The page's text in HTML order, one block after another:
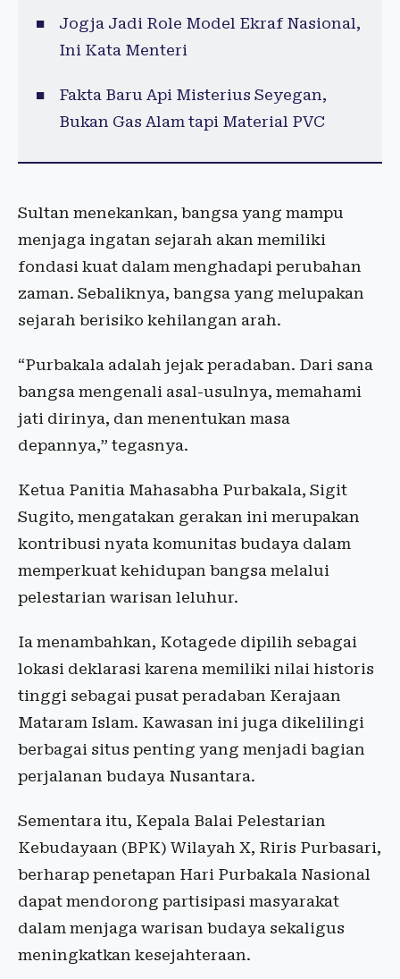
Jogja Jadi Role Model Ekraf Nasional,
Ini Kata Menteri
Fakta Baru Api Misterius Seyegan,
Bukan Gas Alam tapi Material PVC
Sultan menekankan, bangsa yang mampu
menjaga ingatan sejarah akan memiliki
fondasi kuat dalam menghadapi perubahan
zaman. Sebaliknya, bangsa yang melupakan
sejarah berisiko kehilangan arah.
“Purbakala adalah jejak peradaban. Dari sana
bangsa mengenali asal-usulnya, memahami
jati dirinya, dan menentukan masa
depannya,” tegasnya.
Ketua Panitia Mahasabha Purbakala, Sigit
Sugito, mengatakan gerakan ini merupakan
kontribusi nyata komunitas budaya dalam
memperkuat kehidupan bangsa melalui
pelestarian warisan leluhur.
Ia menambahkan, Kotagede dipilih sebagai
lokasi deklarasi karena memiliki nilai historis
tinggi sebagai pusat peradaban Kerajaan
Mataram Islam. Kawasan ini juga dikelilingi
berbagai situs penting yang menjadi bagian
perjalanan budaya Nusantara.
Sementara itu, Kepala Balai Pelestarian
Kebudayaan (BPK) Wilayah X, Riris Purbasari,
berharap penetapan Hari Purbakala Nasional
dapat mendorong partisipasi masyarakat
dalam menjaga warisan budaya sekaligus
meningkatkan kesejahteraan.